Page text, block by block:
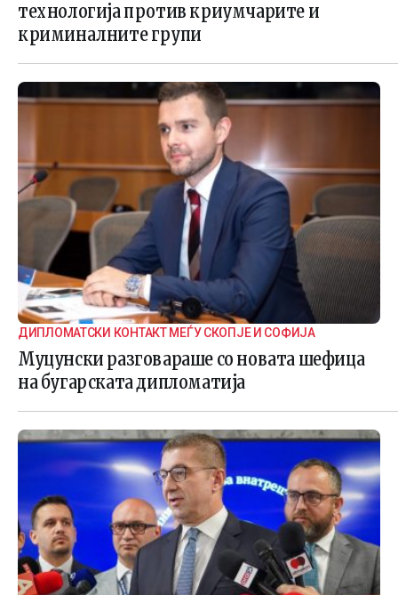
технологија против криумчарите и
криминалните групи
ДИПЛОМАТСКИ КОНТАКТ МЕЃУ СКОПЈЕ И СОФИЈА
Муцунски разговараше со новата шефица
на бугарската дипломатија